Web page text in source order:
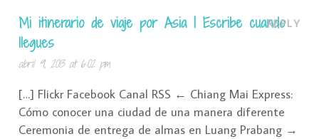
Mi itinerario de viaje por Asia | Escribe cuando
llegues
abril 9, 2013 at 6:02 pm
REPLY
[…] Flickr Facebook Canal RSS ← Chiang Mai Express:
Cómo conocer una ciudad de una manera diferente
Ceremonia de entrega de almas en Luang Prabang →